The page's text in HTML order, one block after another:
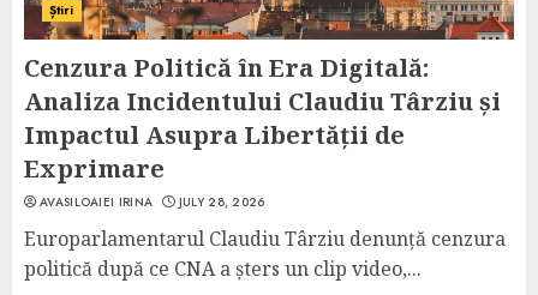
Știri
Cenzura Politică în Era Digitală:
Analiza Incidentului Claudiu Târziu și
Impactul Asupra Libertății de
Exprimare
AVASILOAIEI IRINA JULY 28, 2026
Europarlamentarul Claudiu Târziu denunță cenzura
politică după ce CNA a șters un clip video,...